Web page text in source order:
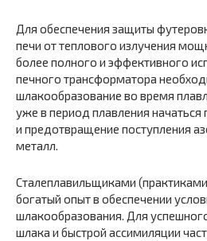
Для обеспечения защиты
печи от теплового излучения
более полного и эффективного
печного трансформатора
шлакообразование во время
уже в период плавления
и предотвращение поступления
металл.
Сталеплавильщиками
богатый опыт в обеспечении
шлакообразования. Для
шлака и быстрой ассимиляции